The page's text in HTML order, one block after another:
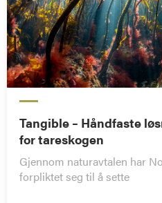
Tangible – Håndfaste
for tareskogen
Gjennom naturavtalen har
forpliktet seg til å sette